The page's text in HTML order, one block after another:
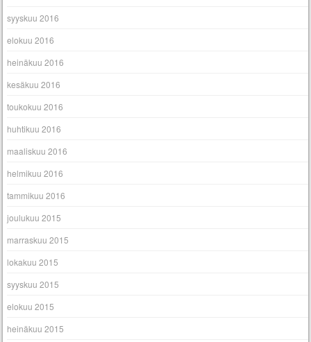
syyskuu 2016
elokuu 2016
heinäkuu 2016
kesäkuu 2016
toukokuu 2016
huhtikuu 2016
maaliskuu 2016
helmikuu 2016
tammikuu 2016
joulukuu 2015
marraskuu 2015
lokakuu 2015
syyskuu 2015
elokuu 2015
heinäkuu 2015